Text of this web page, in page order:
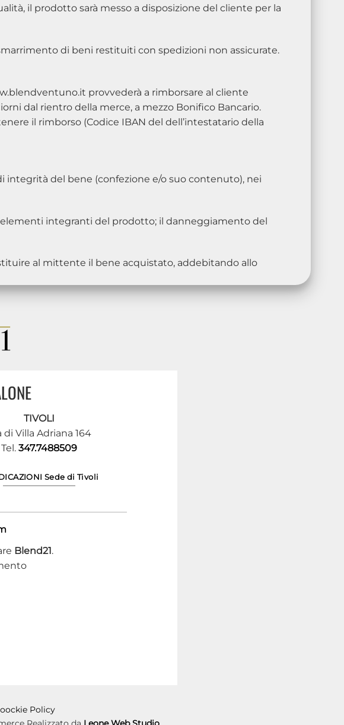
il prodotto sarà messo a disposizione del cliente per la
di beni restituiti con spedizioni non assicurate.
provvederà a rimborsare al cliente
dal rientro della merce, a mezzo Bonifico Bancario.
il rimborso (Codice IBAN del dell’intestatario della
integrità del bene (confezione e/o suo contenuto), nei
elementi integranti del prodotto; il danneggiamento del
al mittente il bene acquistato, addebitando allo
TIVOLI
di Villa Adriana 164
Tel.347.7488509
Sede di Tivoli
Blend21.
Policy